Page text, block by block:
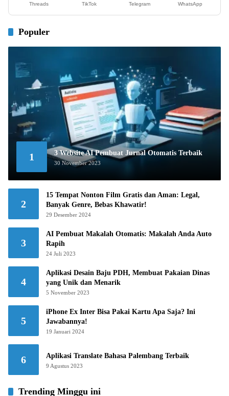
Threads TikTok Telegram WhatsApp
Populer
1 3 Website AI Pembuat Jurnal Otomatis Terbaik
30 November 2023
2
15 Tempat Nonton Film Gratis dan Aman: Legal,
Banyak Genre, Bebas Khawatir!
29 Desember 2024
3
AI Pembuat Makalah Otomatis: Makalah Anda Auto
Rapih
24 Juli 2023
4
Aplikasi Desain Baju PDH, Membuat Pakaian Dinas
yang Unik dan Menarik
5 November 2023
5
iPhone Ex Inter Bisa Pakai Kartu Apa Saja? Ini
Jawabannya!
19 Januari 2024
6 Aplikasi Translate Bahasa Palembang Terbaik
9 Agustus 2023
Trending Minggu ini